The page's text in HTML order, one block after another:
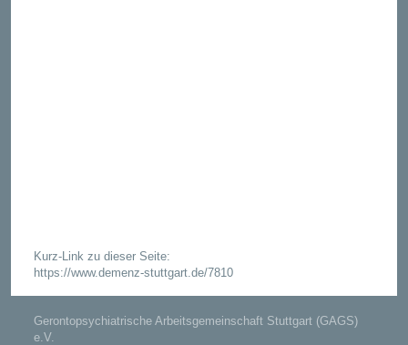
Kurz-Link zu dieser Seite:
https://www.demenz-stuttgart.de/7810
Gerontopsychiatrische Arbeitsgemeinschaft Stuttgart (GAGS)
e.V.